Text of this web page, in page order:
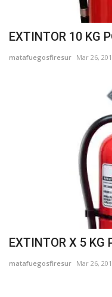
EXTINTOR 10 KG
matafuegosfiresur Mar 26,
EXTINTOR X 5 KG
matafuegosfiresur Mar 26,